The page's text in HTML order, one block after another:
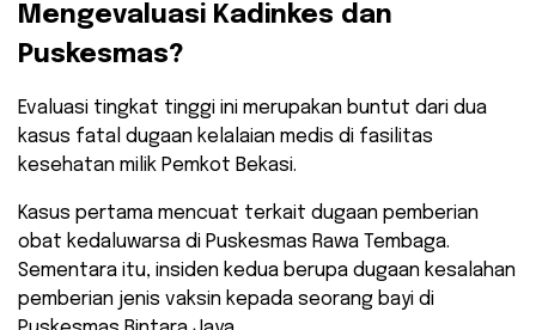
Mengevaluasi Kadinkes dan
Puskesmas?
​Evaluasi tingkat tinggi ini merupakan buntut dari dua
kasus fatal dugaan kelalaian medis di fasilitas
kesehatan milik Pemkot Bekasi.
Kasus pertama mencuat terkait dugaan pemberian
obat kedaluwarsa di Puskesmas Rawa Tembaga.
Sementara itu, insiden kedua berupa dugaan kesalahan
pemberian jenis vaksin kepada seorang bayi di